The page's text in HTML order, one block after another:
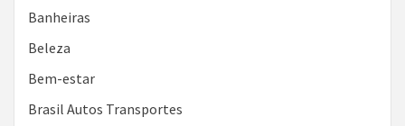
Banheiras
Beleza
Bem-estar
Brasil Autos Transportes